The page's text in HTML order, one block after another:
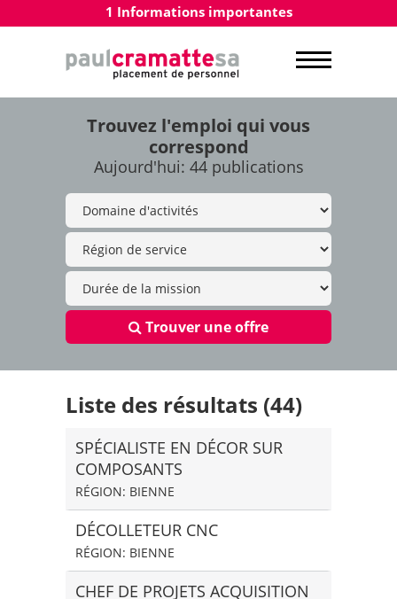
1 Informations importantes
Trouvez l'emploi qui vous
correspond
Aujourd'hui: 44 publications
Trouver une offre
Liste des résultats (44)
SPÉCIALISTE EN DÉCOR SUR
COMPOSANTS
RÉGION: BIENNE
DÉCOLLETEUR CNC
RÉGION: BIENNE
CHEF DE PROJETS ACQUISITION